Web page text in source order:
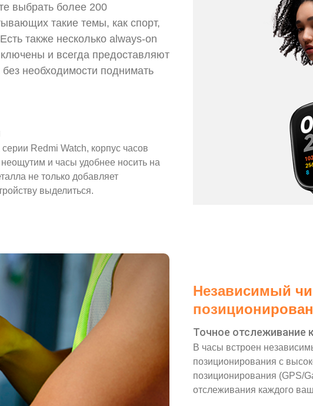
выбрать более 200
такие темы, как спорт,
также несколько always-on
и всегда предоставляют
необходимости поднимать
Redmi Watch, корпус часов
неощутим и часы удобнее носить на
не только добавляет
выделиться.
Независимый
Точное отслеживание
В часы встроен
позиционирования с
позиционирования (GPS/
отслеживания каждого